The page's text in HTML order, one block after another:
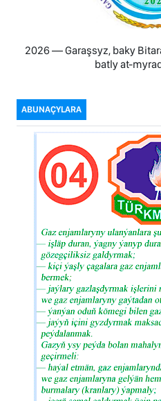
2026 — Garaşsyz, baky
batly at-
ABUNAÇYLARA